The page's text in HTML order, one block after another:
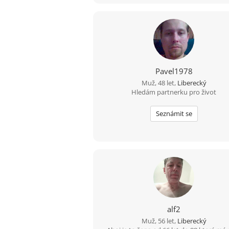
Pavel1978
Muž, 48 let, Liberecký
Hledám partnerku pro život
Seznámit se
alf2
Muž, 56 let, Liberecký